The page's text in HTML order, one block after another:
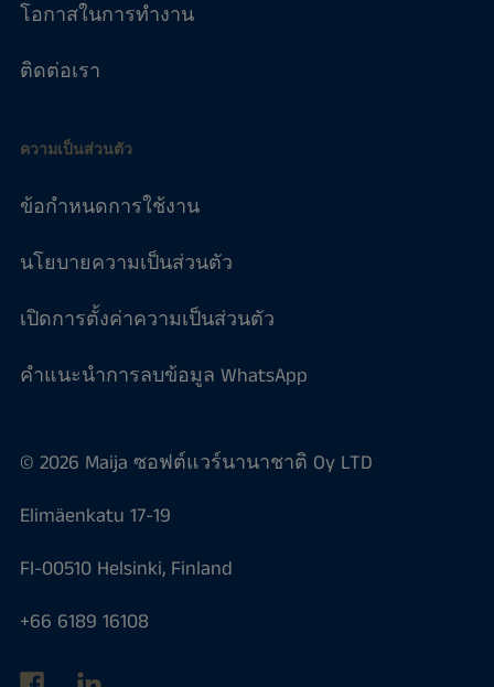
โอกาสในการทำงาน
ติดต่อเรา
ความเป็นส่วนตัว
ข้อกำหนดการใช้งาน
นโยบายความเป็นส่วนตัว
เปิดการตั้งค่าความเป็นส่วนตัว
คำแนะนำการลบข้อมูล WhatsApp
© 2026 Maija ซอฟต์แวร์นานาชาติ Oy LTD
Elimäenkatu 17-19
FI-00510 Helsinki, Finland
+66 6189 16108